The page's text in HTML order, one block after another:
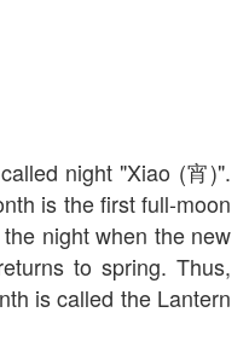
night "Xiao (宵)".
is the first full-moon
night when the new
to spring. Thus,
is called the Lantern